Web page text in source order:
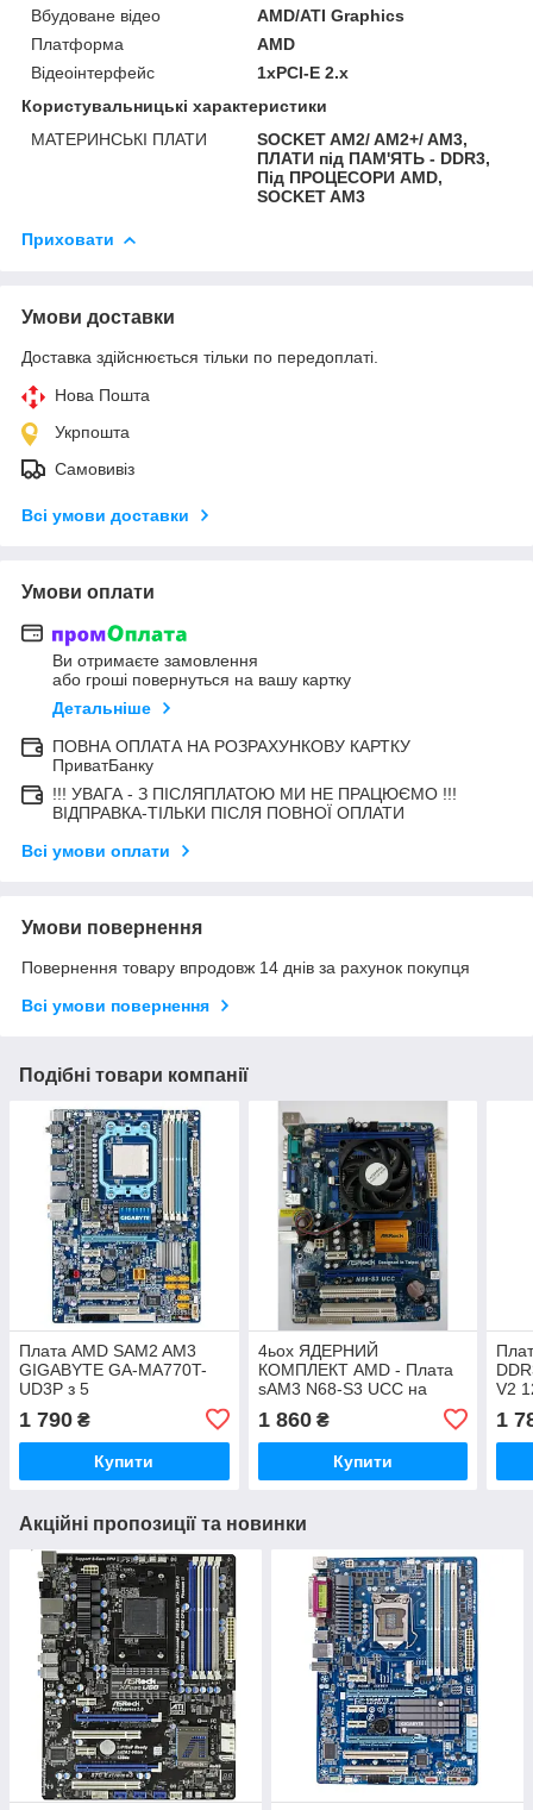
Вбудоване відео
AMD/ATI Graphics
Платформа
AMD
Відеоінтерфейс
1xPCI-E 2.x
Користувальницькі характеристики
МАТЕРИНСЬКІ ПЛАТИ
SOCKET AM2/ AM2+/ AM3,
ПЛАТИ під ПАМ'ЯТЬ - DDR3,
Під ПРОЦЕСОРИ AMD,
SOCKET AM3
Приховати
Умови доставки
Доставка здійснюється тільки по передоплаті.
Нова Пошта
Укрпошта
Самовивіз
Всі умови доставки
Умови оплати
Ви отримаєте замовлення
або гроші повернуться на вашу картку
Детальніше
ПОВНА ОПЛАТА НА РОЗРАХУНКОВУ КАРТКУ
ПриватБанку
!!! УВАГА - З ПІСЛЯПЛАТОЮ МИ НЕ ПРАЦЮЄМО !!!
ВІДПРАВКА-ТІЛЬКИ ПІСЛЯ ПОВНОЇ ОПЛАТИ
Всі умови оплати
Умови повернення
Повернення товару впродовж 14 днів за рахунок покупця
Всі умови повернення
Подібні товари компанії
Плата AMD SAM2 AM3
GIGABYTE GA-MA770T-
UD3P з 5
ВІДЕОВИХОДАМИ PCI-E,
DDR3 ! до Phenom II X6
125W
1 790 ₴
Купити
4ьох ЯДЕРНИЙ
КОМПЛЕКТ AMD - Плата
sAM3 N68-S3 UCC на
DDR3 + Процесор Athlon
X4 640 ( 4 ЯДРА по 3 Ghz
КОЖНЕ )
1 860₴
Купити
V2
1
Акційні пропозиції та новинки